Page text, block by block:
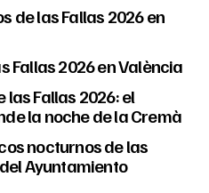
de las Fallas 2026 en
Fallas 2026 en València
Fallas 2026: el
la noche de la Cremà
nocturnos de las
Ayuntamiento